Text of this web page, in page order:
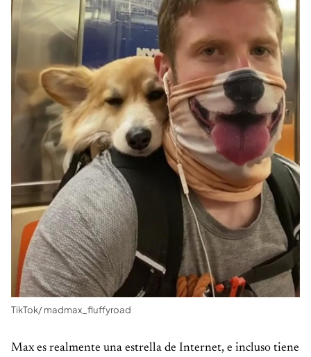
TikTok/ madmax_fluffyroad
Max es realmente una estrella de Internet, e incluso tiene